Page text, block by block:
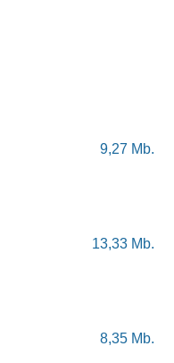
9,27 Mb.
13,33 Mb.
8,35 Mb.